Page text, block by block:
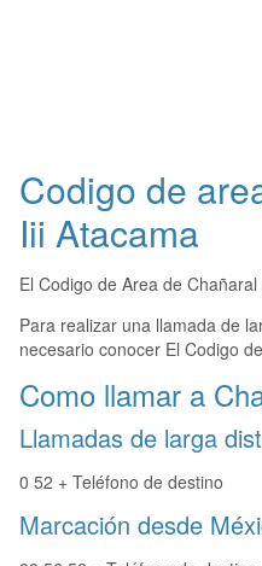
Codigo de
Iii Atacama
El Codigo de Area de Chañaral
Para realizar una llamada de
necesario conocer El Codigo
Como llamar a
Llamadas de larga
0 52 + Teléfono de destino
Marcación desde